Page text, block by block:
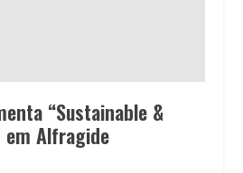
“Sustainable &
em Alfragide